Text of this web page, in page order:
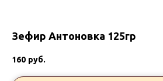
Зефир Антоновка 125гр
160 руб.